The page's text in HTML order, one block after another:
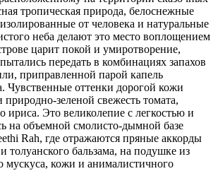
тропическая природа, белоснежные
от человека и натуральные
неба делают это место воплощением
царит покой и умиротворение,
передать в комбинациях запахов
приправленной парой капель
Чувственные оттенки дорогой кожи
зеленой свежесть томата,
ириса. Это великолепие с легкостью и
на объемной смолисто-дымной базе
Rah, где отражаются пряные аккорды
толуанского бальзама, на подушке из
мускуса, кожи и анималистичного